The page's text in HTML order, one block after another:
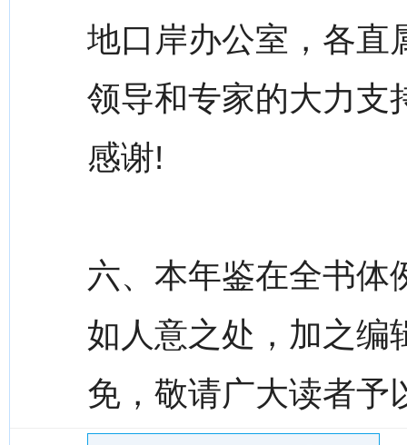
地口岸办公室，各直
领导和专家的大力支
感谢!
六、本年鉴在全书体
如人意之处，加之编
免，敬请广大读者予